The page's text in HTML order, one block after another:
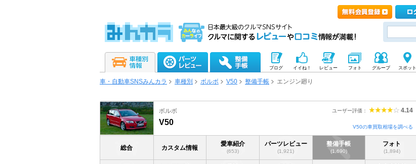
ブログ イイね！ レビュー フォト グループ スポット
車・自動車SNSみんカラ 車種別 ボルボ V50 整備手帳 エンジン廻り
ユーザー評価： 4.14
ボルボ
V50
V50の車買取相場を調べる
総合 カスタム情報
愛車紹介
(653)
パーツレビュー
(1,921)
整備手帳
(1,690)
フォト
(1,894)